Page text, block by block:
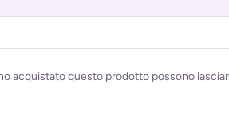
acquistato questo prodotto possono